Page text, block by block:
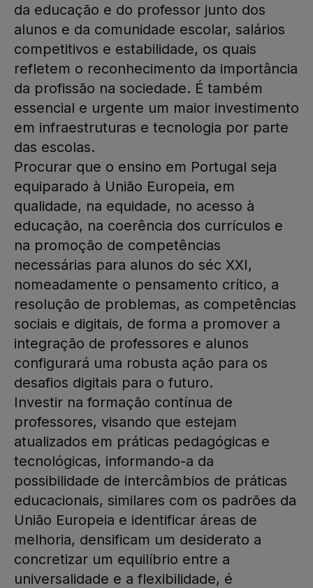
da educação e do professor junto dos
alunos e da comunidade escolar, salários
competitivos e estabilidade, os quais
refletem o reconhecimento da importância
da profissão na sociedade. É também
essencial e urgente um maior investimento
em infraestruturas e tecnologia por parte
das escolas.
Procurar que o ensino em Portugal seja
equiparado à União Europeia, em
qualidade, na equidade, no acesso à
educação, na coerência dos currículos e
na promoção de competências
necessárias para alunos do séc XXI,
nomeadamente o pensamento crítico, a
resolução de problemas, as competências
sociais e digitais, de forma a promover a
integração de professores e alunos
configurará uma robusta ação para os
desafios digitais para o futuro.
Investir na formação contínua de
professores, visando que estejam
atualizados em práticas pedagógicas e
tecnológicas, informando-a da
possibilidade de intercâmbios de práticas
educacionais, similares com os padrões da
União Europeia e identificar áreas de
melhoria, densificam um desiderato a
concretizar um equilíbrio entre a
universalidade e a flexibilidade, é